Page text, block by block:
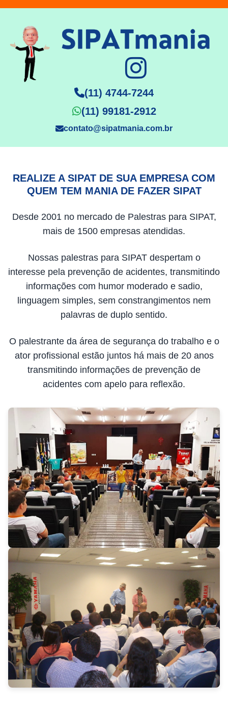
(11) 4744-7244
(11) 99181-2912
contato@sipatmania.com.br
REALIZE A SIPAT DE SUA EMPRESA COM
QUEM TEM MANIA DE FAZER SIPAT
Desde 2001 no mercado de Palestras para SIPAT,
mais de 1500 empresas atendidas.
Nossas palestras para SIPAT despertam o
interesse pela prevenção de acidentes, transmitindo
informações com humor moderado e sadio,
linguagem simples, sem constrangimentos nem
palavras de duplo sentido.
O palestrante da área de segurança do trabalho e o
ator profissional estão juntos há mais de 20 anos
transmitindo informações de prevenção de
acidentes com apelo para reflexão.